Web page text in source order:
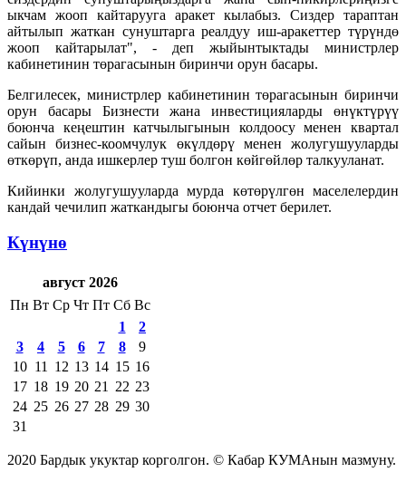
ыкчам жооп кайтарууга аракет кылабыз. Сиздер тараптан
айтылып жаткан сунуштарга реалдуу иш-аракеттер түрүндө
жооп кайтарылат", - деп жыйынтыктады министрлер
кабинетинин төрагасынын биринчи орун басары.
Белгилесек, министрлер кабинетинин төрагасынын биринчи
орун басары Бизнести жана инвестицияларды өнүктүрүү
боюнча кеңештин катчылыгынын колдоосу менен квартал
сайын бизнес-коомчулук өкүлдөрү менен жолугушууларды
өткөрүп, анда ишкерлер туш болгон көйгөйлөр талкууланат.
Кийинки жолугушууларда мурда көтөрүлгөн маселелердин
кандай чечилип жаткандыгы боюнча отчет берилет.
Күнүнө
август 2026
Пн Вт Ср Чт Пт Сб Вс
1
2
3
4 5 6 7 8
9
10 11 12 13 14 15 16
17 18 19 20 21 22 23
24 25 26 27 28 29 30
31
2020 Бардык укуктар корголгон. © Кабар КУМАнын мазмуну.